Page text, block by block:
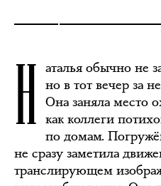
Н аталья обычно не
но в тот вечер за
Она заняла место
как коллеги
по домам.
не сразу заметила
транслирующем